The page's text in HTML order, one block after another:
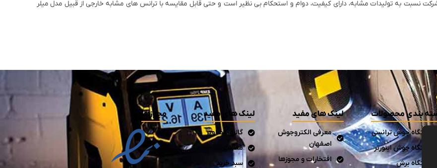
نسبت به تولیدات مشابه، دارای کیفیت، دوام و استحکام بی نظیر است و حتی قابل مقایسه با ترانس های مشابه خارجی از قبیل مدل میلر
بندی محصولات
دستگاه جوش ترانسی
دستگاه جوش اینورتر
دستگاه برش
لینک های مفید
معرفی الکتروجوش
اصفهان
افتخارات و مجوزها
لینک های مفید
گالری تصاویر
مقالات
سبد خرید
مجوزها